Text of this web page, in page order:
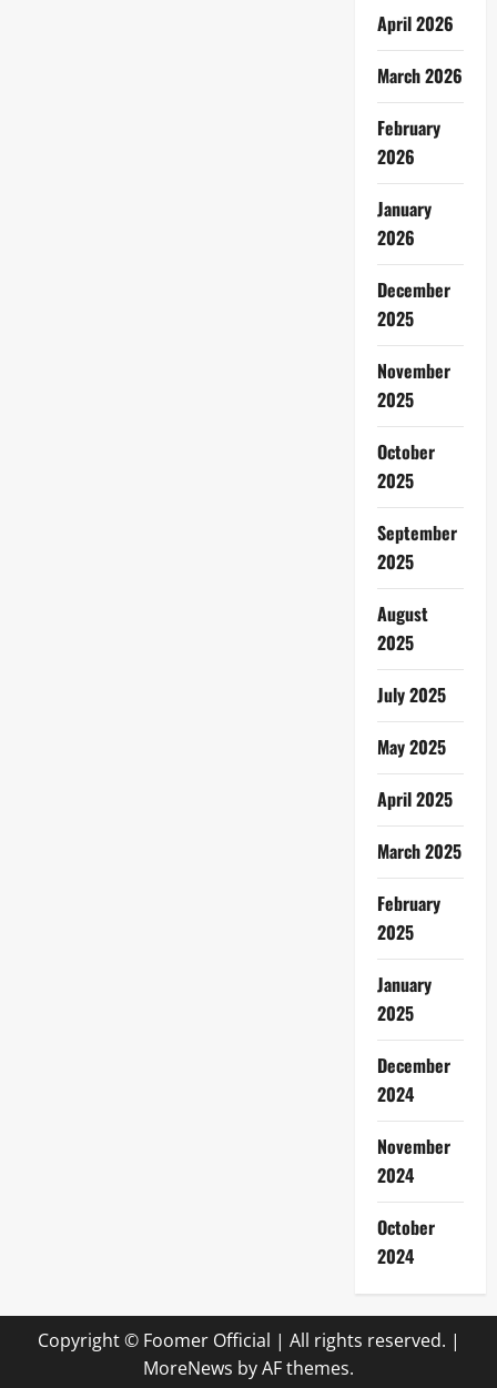
April 2026
March 2026
February
2026
January
2026
December
2025
November
2025
October
2025
September
2025
August
2025
July 2025
May 2025
April 2025
March 2025
February
2025
January
2025
December
2024
November
2024
October
2024
Copyright © Foomer Official | All rights reserved. |
MoreNews by AF themes.